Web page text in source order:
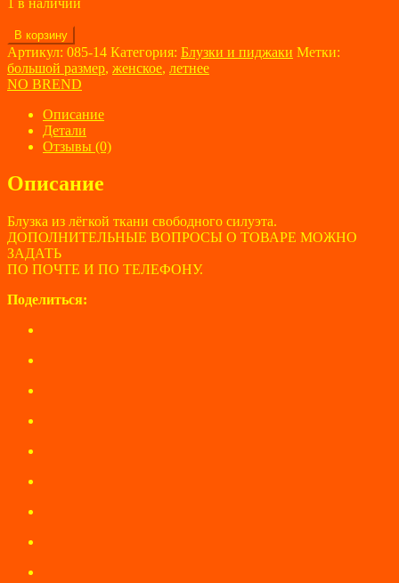
Количество
товара
Блузка
женская
BREND,
размер
В корзину
Артикул: 085-14 Категория: Блузки и пиджаки Метки:
большой размер, женское, летнее
NO BREND
Описание
Детали
Отзывы (0)
Описание
Блузка из лёгкой ткани свободного силуэта.
ДОПОЛНИТЕЛЬНЫЕ ВОПРОСЫ О ТОВАРЕ МОЖНО
ЗАДАТЬ
ПО ПОЧТЕ И ПО ТЕЛЕФОНУ.
Поделиться: